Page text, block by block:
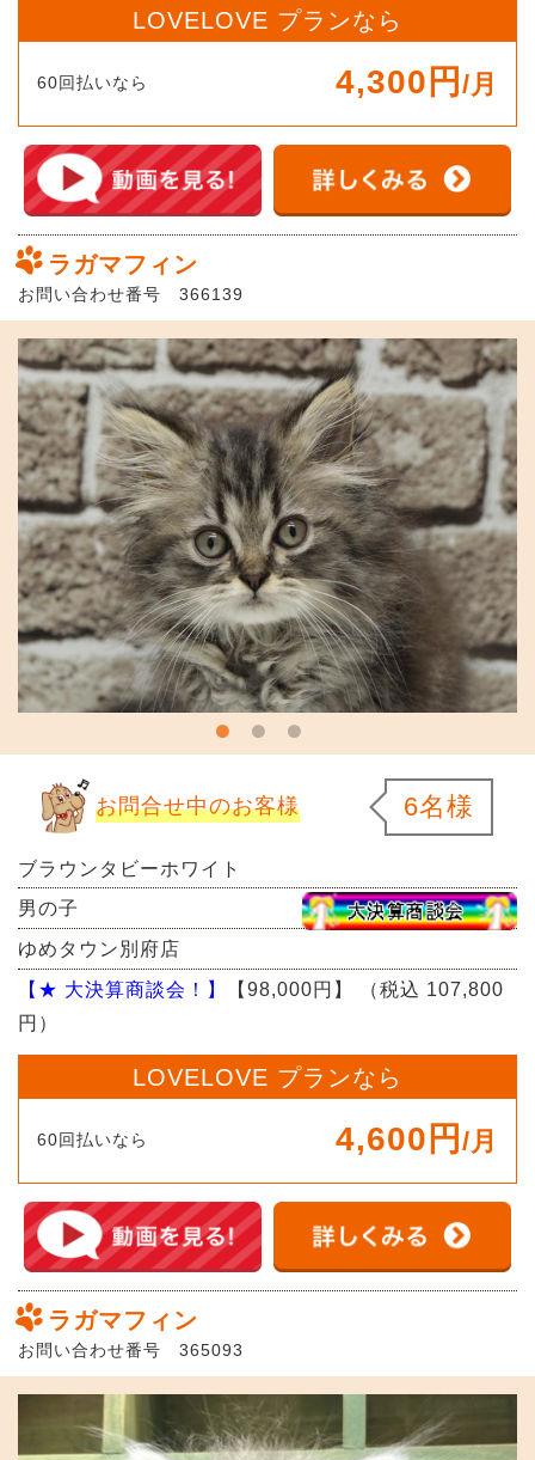
LOVELOVE プランなら
60回払いなら 4,300円 /月
ラガマフィン
お問い合わせ番号 366139
お問合せ中のお客様 6名様
ブラウンタビーホワイト
男の子
ゆめタウン別府店
【★ 大決算商談会！】
【98,000円】
（税込 107,800
円）
LOVELOVE プランなら
60回払いなら 4,600円 /月
ラガマフィン
お問い合わせ番号 365093